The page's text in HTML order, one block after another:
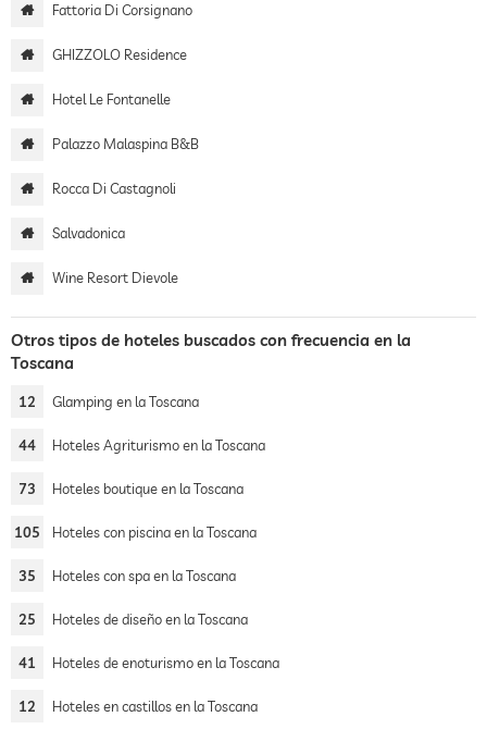
Fattoria Di Corsignano
GHIZZOLO Residence
Hotel Le Fontanelle
Palazzo Malaspina B&B
Rocca Di Castagnoli
Salvadonica
Wine Resort Dievole
Otros tipos de hoteles buscados con frecuencia en la
Toscana
12 Glamping en la Toscana
44 Hoteles Agriturismo en la Toscana
73 Hoteles boutique en la Toscana
105 Hoteles con piscina en la Toscana
35 Hoteles con spa en la Toscana
25 Hoteles de diseño en la Toscana
41 Hoteles de enoturismo en la Toscana
12 Hoteles en castillos en la Toscana